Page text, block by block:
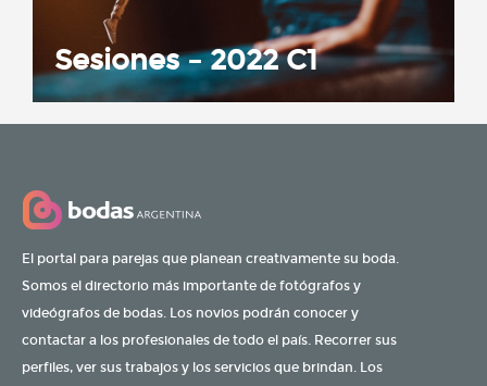
Sesiones – 2022 C1
El portal para parejas que planean creativamente su boda.
Somos el directorio más importante de fotógrafos y
videógrafos de bodas. Los novios podrán conocer y
contactar a los profesionales de todo el país. Recorrer sus
perfiles, ver sus trabajos y los servicios que brindan. Los